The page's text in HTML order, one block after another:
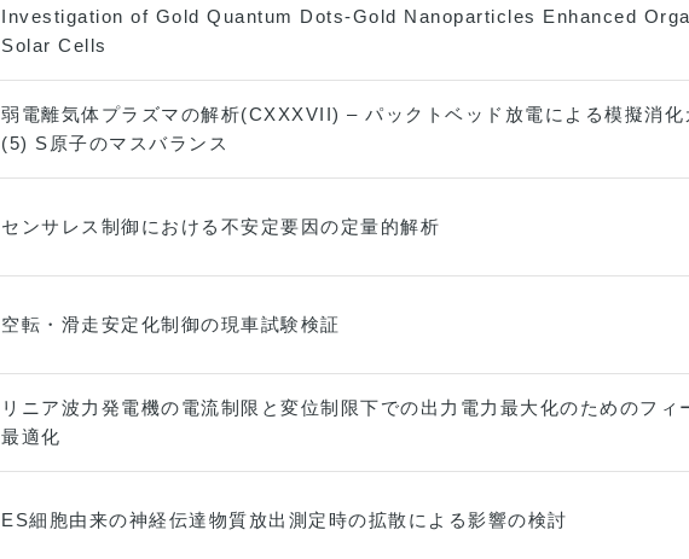
Investigation of Gold Quantum Dots-Gold Nanoparticles Enhanced
Solar Cells
弱電離気体プラズマの解析(CXXXVII) – パックトベッド放電による模擬消化
(5) S原子のマスバランス
センサレス制御における不安定要因の定量的解析
空転・滑走安定化制御の現車試験検証
リニア波力発電機の電流制限と変位制限下での出力電力最大化のためのフィ
最適化
ES細胞由来の神経伝達物質放出測定時の拡散による影響の検討